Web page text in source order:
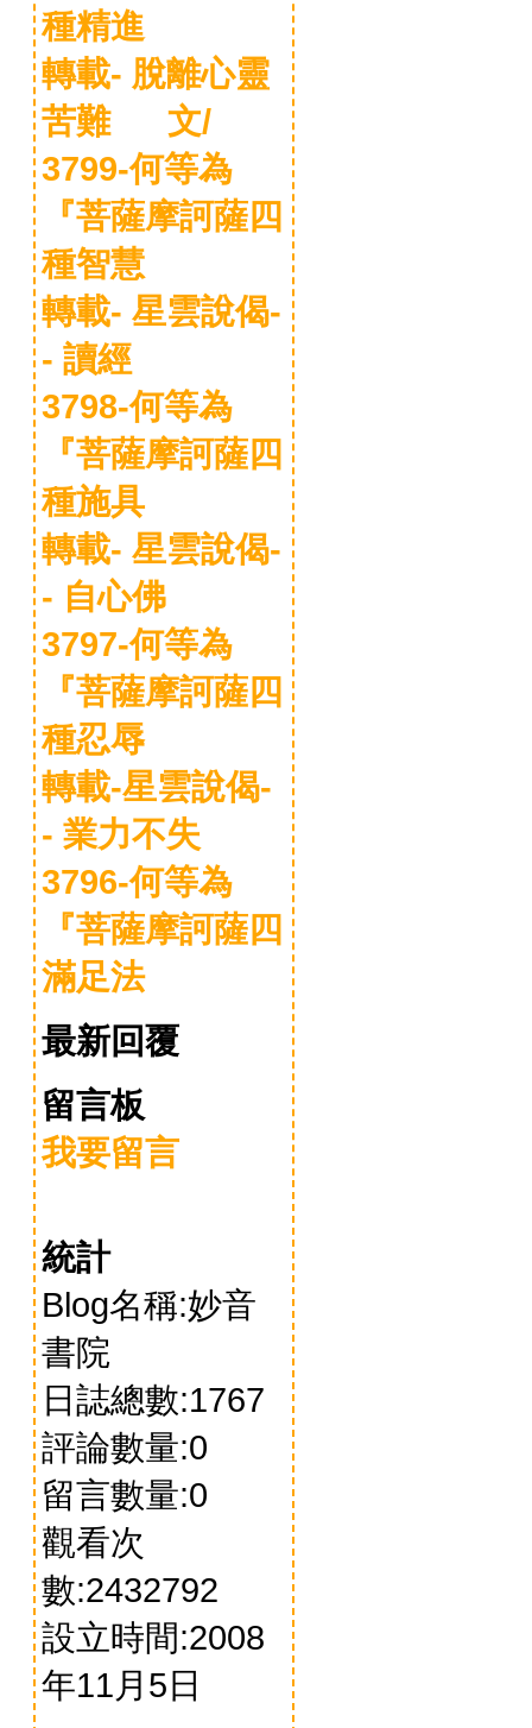
種精進
轉載- 脫離心靈
苦難 文/
3799-何等為
『菩薩摩訶薩四
種智慧
轉載- 星雲說偈-
- 讀經
3798-何等為
『菩薩摩訶薩四
種施具
轉載- 星雲說偈-
- 自心佛
3797-何等為
『菩薩摩訶薩四
種忍辱
轉載-星雲說偈-
- 業力不失
3796-何等為
『菩薩摩訶薩四
滿足法
最新回覆
留言板
我要留言
統計
Blog名稱:妙音
書院
日誌總數:1767
評論數量:0
留言數量:0
觀看次
數:2432792
設立時間:2008
年11月5日